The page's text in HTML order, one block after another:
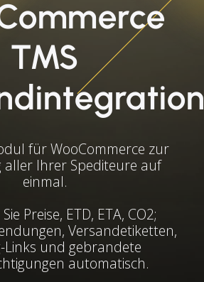
TMS
für WooCommerce zur
aller Ihrer Spediteure auf
einmal.
Preise, ETD, ETA, CO2;
Versandetiketten,
Links und gebrandete
automatisch.